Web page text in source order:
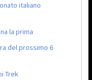
italiano
la prima
del prossimo 6
Trek